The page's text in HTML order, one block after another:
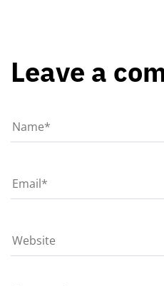
Leave a